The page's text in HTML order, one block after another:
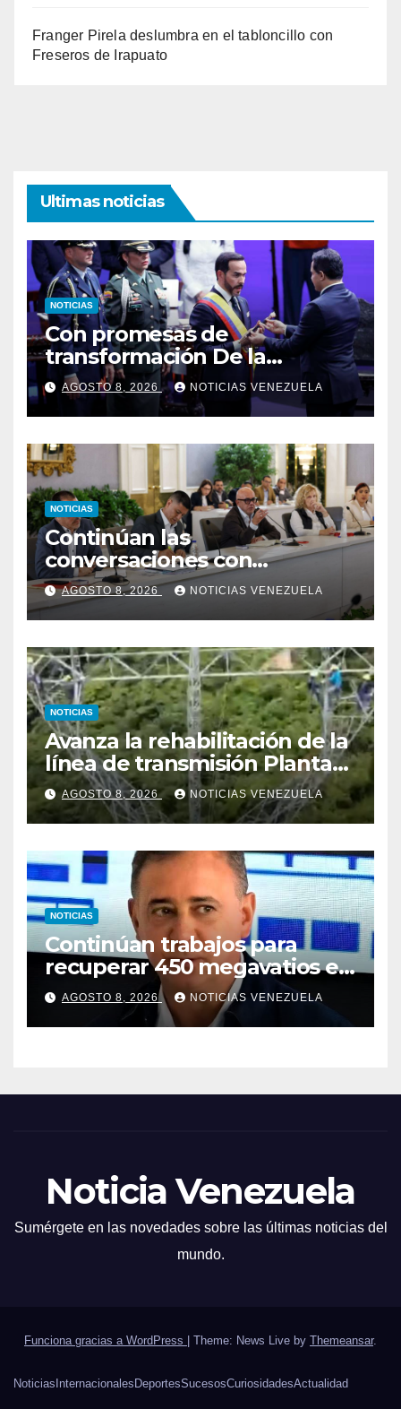
Franger Pirela deslumbra en el tabloncillo con
Freseros de Irapuato
Ultimas noticias
NOTICIAS
Con promesas de
transformación De la
Espriella jura como
presidente de Colombia
AGOSTO 8, 2026 NOTICIAS VENEZUELA
NOTICIAS
Continúan las
conversaciones con
delegación de la Asamblea
Nacional de 2015
AGOSTO 8, 2026 NOTICIAS VENEZUELA
NOTICIAS
Avanza la rehabilitación de la
línea de transmisión Planta
Centro – Yaracuy
AGOSTO 8, 2026 NOTICIAS VENEZUELA
NOTICIAS
Continúan trabajos para
recuperar 450 megavatios en
Termocarabobo tras sismos
AGOSTO 8, 2026 NOTICIAS VENEZUELA
Noticia Venezuela
Sumérgete en las novedades sobre las últimas noticias del
mundo.
Funciona gracias a WordPress Theme: News Live by Themeansar.
Noticias Internacionales DeportesSucesosCuriosidadesActualidad